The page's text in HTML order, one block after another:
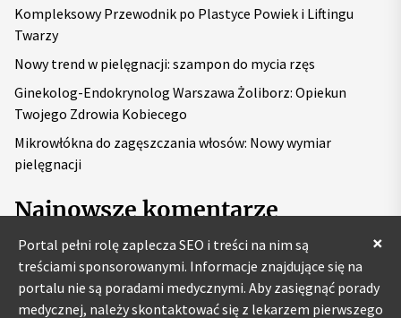
×
Portal pełni rolę zaplecza SEO i treści na nim są
treściami sponsorowanymi. Informacje znajdujące się na
portalu nie są poradami medycznymi. Aby zasięgnąć porady
medycznej, należy skontaktować się z lekarzem pierwszego
Kompleksowy Przewodnik po Plastyce Powiek i Liftingu
Twarzy
Nowy trend w pielęgnacji: szampon do mycia rzęs
Ginekolog-Endokrynolog Warszawa Żoliborz: Opiekun
Twojego Zdrowia Kobiecego
Mikrowłókna do zagęszczania włosów: Nowy wymiar
pielęgnacji
Najnowsze komentarze